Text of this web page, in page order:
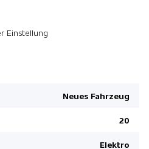
Einstellung
Neues Fahrzeug
20
Elektro